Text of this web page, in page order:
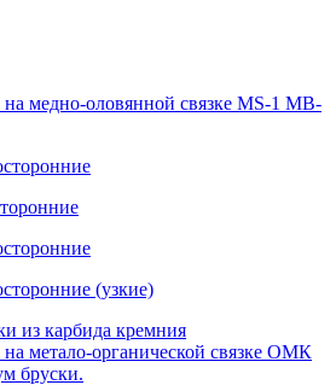
медно-оловянной связке MS-1 MB-
(узкие)
из карбида кремния
метало-органической связке ОМК
бруски.